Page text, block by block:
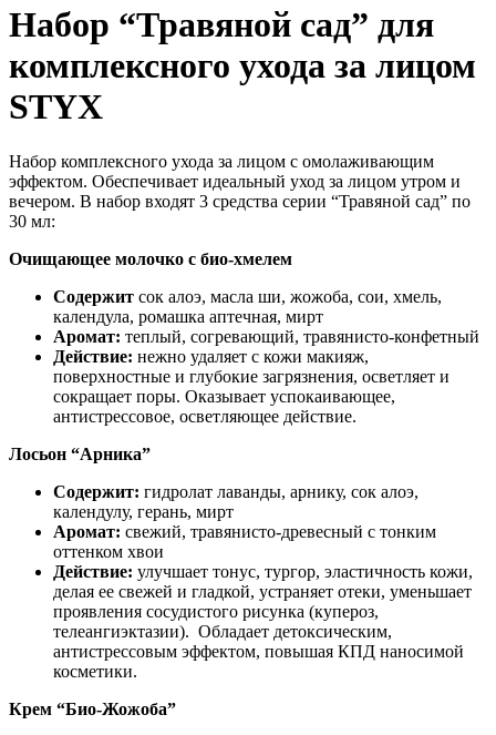
Набор “Травяной сад” для
комплексного ухода за лицом
STYX
Набор комплексного ухода за лицом с омолаживающим
эффектом. Обеспечивает идеальный уход за лицом утром и
вечером. В набор входят 3 средства серии “Травяной сад” по
30 мл:
Очищающее молочко с био-хмелем
Содержит сок алоэ, масла ши, жожоба, сои, хмель,
календула, ромашка аптечная, мирт
Аромат: теплый, согревающий, травянисто-конфетный
Действие: нежно удаляет с кожи макияж,
поверхностные и глубокие загрязнения, осветляет и
сокращает поры. Оказывает успокаивающее,
антистрессовое, осветляющее действие.
Лосьон “Арника”
Содержит: гидролат лаванды, арнику, сок алоэ,
календулу, герань, мирт
Аромат: свежий, травянисто-древесный с тонким
оттенком хвои
Действие: улучшает тонус, тургор, эластичность кожи,
делая ее свежей и гладкой, устраняет отеки, уменьшает
проявления сосудистого рисунка (купероз,
телеангиэктазии). Обладает детоксическим,
антистрессовым эффектом, повышая КПД наносимой
косметики.
Крем “Био-Жожоба”